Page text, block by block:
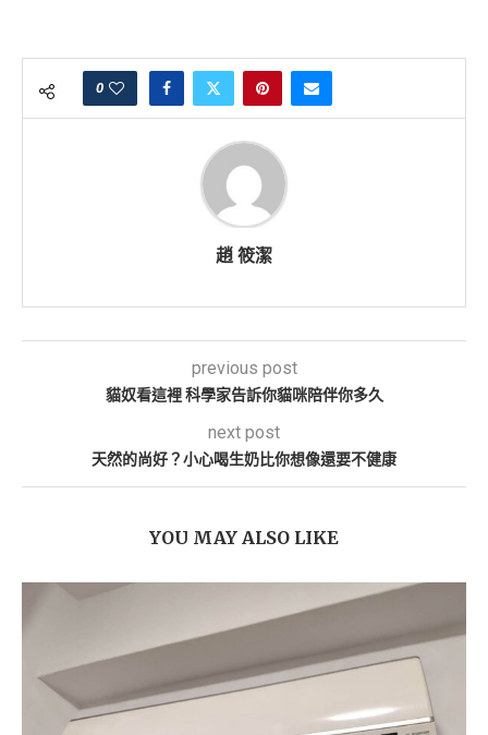
0
趙 筱潔
previous post
貓奴看這裡 科學家告訴你貓咪陪伴你多久
next post
天然的尚好？小心喝生奶比你想像還要不健康
YOU MAY ALSO LIKE